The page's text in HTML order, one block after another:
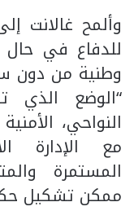
وألمح غالانت
للدفاع في
وطنية من دون
“الوضع الذي
النواحي،
مع الإدارة
المستمرة
ممكن تشكيل